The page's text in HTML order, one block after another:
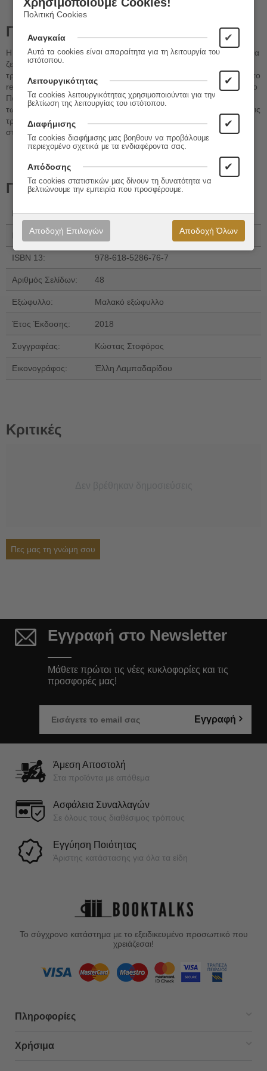
Περιγραφή
Η Χιονάτη συνωμοτεί με τον κυνηγό του παλατιού, η μικρή Γοργόνα
ζει με τον πρίγκιπά της στον βυθό, ο Μολυβένιος Στρατιώτης
τριγυρνά σε κακόφημα στέκια, ο Εγωιστής Γίγαντας ασχολείται με το
real estate, ο Ψεύτης Βοσκός γίνεται μεγιστάνας του πλούτου και ο
Παπουτσωμένος Γάτος ο ιδρυτής του "Black Friday"... Οι ήρωες
των παραμυθιών εμφανίζονται κυριολεκτικά αγνώριστοι, σε αυτές τις
τριάντα μικρές ιστορίες που έρχονται να ανατρέψουν κάθε είδους
στερεότυπα.
Πληροφορίες
Εκδόσεις: Εκδόσεις Βακχικόν
ISBN: 618-5286-76-9
ISBN 13: 978-618-5286-76-7
Αριθμός Σελίδων: 48
Εξώφυλλο: Μαλακό εξώφυλλο
Έτος Έκδοσης: 2018
Συγγραφέας: Κώστας Στοφόρος
Εικονογράφος: Έλλη Λαμπαδαρίδου
Κριτικές
Πες μας τη γνώμη σου
Εγγραφή στο Newsletter
Μάθετε πρώτοι τις νέες κυκλοφορίες και τις
προσφορές μας!
Εγγραφή
Άμεση Αποστολή
Στα προϊόντα με απόθεμα
Ασφάλεια Συναλλαγών
Σε όλους τους διαθέσιμος τρόπους
Εγγύηση Ποιότητας
Άριστης κατάστασης για όλα τα είδη
Το σύγχρονο κατάστημα με το εξειδικευμένο προσωπικό που
χρειάζεσαι!
Πληροφορίες
Χρήσιμα
Πολιτική Cookies
Αναγκαία ✔
Αυτά τα cookies είναι απαραίτητα για τη λειτουργία του
ιστότοπου.
Λειτουργικότητας ✔
Τα cookies λειτουργικότητας χρησιμοποιούνται για την
βελτίωση της λειτουργίας του ιστότοπου.
Διαφήμισης ✔
Τα cookies διαφήμισης μας βοηθουν να προβάλουμε
περιεχομένο σχετικά με τα ενδιαφέροντα σας.
Απόδοσης ✔
Τα cookies στατιστικών μας δίνουν τη δυνατότητα να
βελτιώνουμε την εμπειρία που προσφέρουμε.
Αποδοχή Επιλογών Αποδοχή Όλων